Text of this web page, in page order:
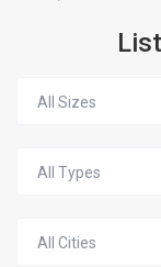
All Sizes
All Types
All Cities